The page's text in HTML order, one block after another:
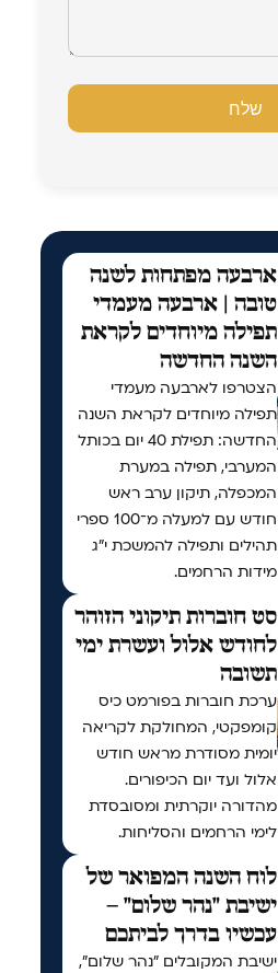
ארבעה מפתחות לשנה
טובה | ארבעה מעמדי
תפילה מיוחדים לקראת
השנה החדשה
הצטרפו לארבעה מעמדי
תפילה מיוחדים לקראת השנה
החדשה: תפילת 40 יום בכותל
המערבי, תפילה במערת
המכפלה, תיקון ערב ראש
חודש עם למעלה מ־100 ספרי
תהילים ותפילה להמשכת י"ג
מידות הרחמים.
סט חוברות תיקוני הזוהר
לחודש אלול ועשרת ימי
תשובה
ערכת חוברות בפורמט כיס
קומפקטי, המחולקת לקריאה
יומית מסודרת מראש חודש
אלול ועד יום הכיפורים.
מהדורה יוקרתית ומסובסדת
לימי הרחמים והסליחות.
לוח השנה המפואר של
ישיבת "נהר שלום" –
עכשיו בדרך לביתכם
ישיבת המקובלים "נהר שלום",